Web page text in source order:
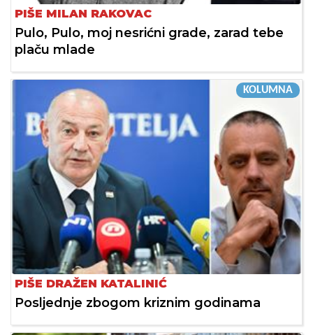
PIŠE MILAN RAKOVAC
Pulo, Pulo, moj nesrićni grade, zarad tebe
plaču mlade
KOLUMNA
PIŠE DRAŽEN KATALINIĆ
Posljednje zbogom kriznim godinama